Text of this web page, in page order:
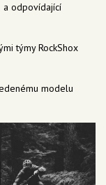
a odpovídající
týmy RockShox
modelu